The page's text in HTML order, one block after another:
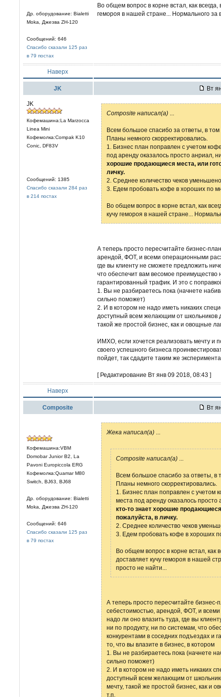
Др. оборудование: Bialetti
Moka, Джезва ZH-120
Сообщений: 646
Спасибо сказали 125 раз
в 79 постах
Во общем вопрос в корне встал, как
гемороя в нашей стране... Нормального за
Наверх
JK Вт
JK
Кофемашина:La Marzocca
Linea Mini
Кофемолка:Compak K10
Conic, DF83V
Сообщений: 1385
Спасибо сказали 284 раз
в 214 постах
Composite написал(а)
Всем большое спасибо за ответы, в том
Планы немного скорректировались.
1. Бизнес план поправлен с учетом
под аренду оказалось просто анриал,
хорошие продающиеся места, или
личку.
2. Среднее количество чеков
3. Едем пробовать кофе в хороших по
Во общем вопрос в корне встал, как
кучу гемороя в нашей стране...
А теперь просто пересчитайте бизнес-
арендой, ФОТ, и всеми операционными
где вы клиенту не сможете предложить
что обеспечит вам весомое преимущество
гарантированный трафик. И это с
1. Вы не разбираетесь пока (начнете
сильно поможет)
2. И в котором не надо иметь никаких
доступный всем желающим от школьников
такой же простой бизнес, как и овощные
ИМХО, если хочется реализовать мечту и
своего успешного бизнеса
пойдет, так сдадите таким же
[ Редактирование Вт янв 09 2018, 08:43 ]
Наверх
Composite Вт
Кофемашина:VBM
Domobar Junior B2, La
Pavoni Europiccola ERG
Кофемолка:Quamar M80
Switch, BJ63, BJ68
Др. оборудование: Bialetti
Moka, Джезва ZH-120
Сообщений: 646
Спасибо сказали 125 раз
в 79 постах
Жека написал(а)
Composite написал(а)
Всем большое спасибо за ответы, в
Планы немного скорректировались.
1. Бизнес план поправлен с учетом
места под аренду оказалось
кто-то знает хорошие
пожалуйста, в личку.
2. Среднее количество чеков
3. Едем пробовать кофе в хороших
Во общем вопрос в корне встал, как
доставляет кучу гемороя в нашей
просто не найти...
А теперь просто пересчитайте бизнес-
себестоимостью, арендой, ФОТ, и
надо ли оно влазить туда, где вы
ни по продукту, ни по системам, что
конкурентами в соседних подъездах и
то, что вы влазите в бизнес, в котором
1. Вы не разбираетесь пока (начнете
сильно поможет)
2. И в котором не надо иметь никаких
доступный всем желающим от
мечту, такой же простой бизнес, как и
т.п.